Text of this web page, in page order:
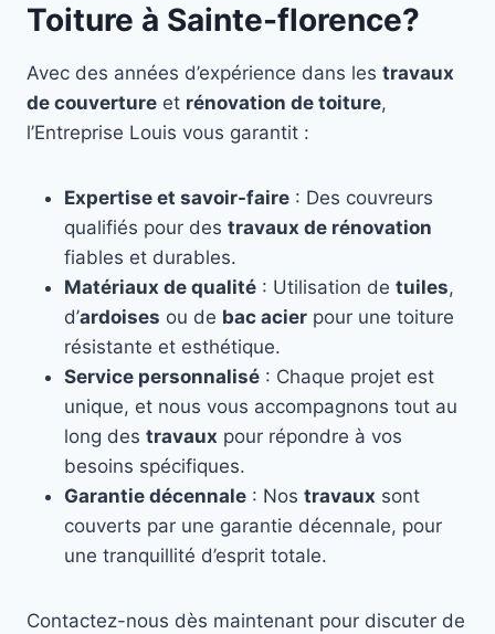
Toiture à Sainte-florence?
Avec des années d’expérience dans les travaux
de couverture et rénovation de toiture,
l’Entreprise Louis vous garantit :
Expertise et savoir-faire : Des couvreurs
qualifiés pour des travaux de rénovation
fiables et durables.
Matériaux de qualité : Utilisation de tuiles,
d’ardoises ou de bac acier pour une toiture
résistante et esthétique.
Service personnalisé : Chaque projet est
unique, et nous vous accompagnons tout au
long des travaux pour répondre à vos
besoins spécifiques.
Garantie décennale : Nos travaux sont
couverts par une garantie décennale, pour
une tranquillité d’esprit totale.
Contactez-nous dès maintenant pour discuter de